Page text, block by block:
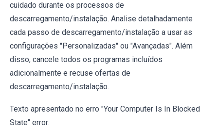
cuidado durante os processos de
descarregamento/instalação. Analise detalhadamente
cada passo de descarregamento/instalação a usar as
configurações "Personalizadas" ou "Avançadas". Além
disso, cancele todos os programas incluídos
adicionalmente e recuse ofertas de
descarregamento/instalação.
Texto apresentado no erro "Your Computer Is In Blocked
State" error: